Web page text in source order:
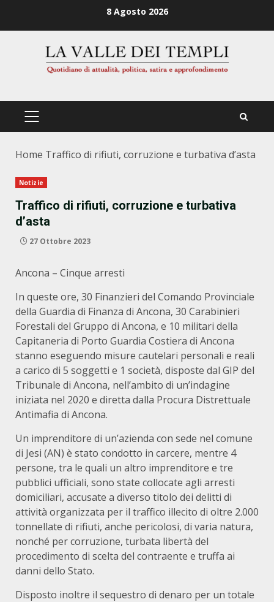
8 Agosto 2026
PRIMÄRES
Home Traffico di rifiuti, corruzione e turbativa d’asta
Notizie
Traffico di rifiuti, corruzione e turbativa
d’asta
27 Ottobre 2023
Ancona – Cinque arresti
In queste ore, 30 Finanzieri del Comando Provinciale
della Guardia di Finanza di Ancona, 30 Carabinieri
Forestali del Gruppo di Ancona, e 10 militari della
Capitaneria di Porto Guardia Costiera di Ancona
stanno eseguendo misure cautelari personali e reali
a carico di 5 soggetti e 1 società, disposte dal GIP del
Tribunale di Ancona, nell’ambito di un’indagine
iniziata nel 2020 e diretta dalla Procura Distrettuale
Antimafia di Ancona.
Un imprenditore di un’azienda con sede nel comune
di Jesi (AN) è stato condotto in carcere, mentre 4
persone, tra le quali un altro imprenditore e tre
pubblici ufficiali, sono state collocate agli arresti
domiciliari, accusate a diverso titolo dei delitti di
attività organizzata per il traffico illecito di oltre 2.000
tonnellate di rifiuti, anche pericolosi, di varia natura,
nonché per corruzione, turbata libertà del
procedimento di scelta del contraente e truffa ai
danni dello Stato.
Disposto inoltre il sequestro di denaro per un totale